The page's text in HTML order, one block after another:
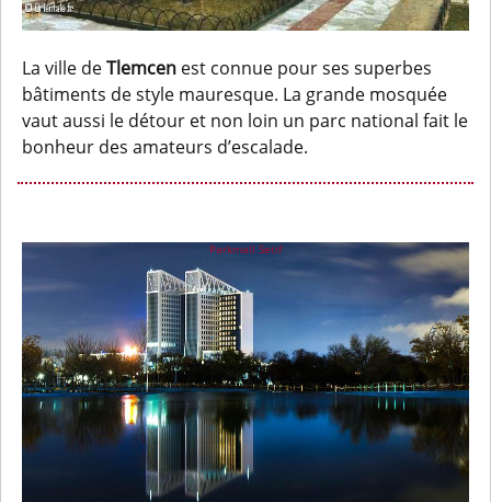
La ville deTlemcen est connue pour ses superbes
bâtiments de style mauresque. La grande mosquée
vaut aussi le détour et non loin un parc national fait le
bonheur des amateurs d’escalade.
Parkmall Setif